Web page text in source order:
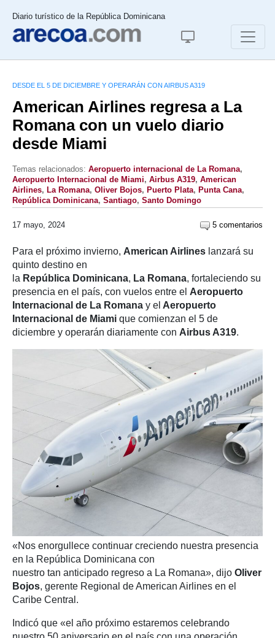
Diario turístico de la República Dominicana
DESDE EL 5 DE DICIEMBRE Y OPERARÁN CON AIRBUS A319
American Airlines regresa a La
Romana con un vuelo diario
desde Miami
Temas relacionados: Aeropuerto internacional de La Romana,
Aeropuerto Internacional de Miami, Airbus A319, American
Airlines, La Romana, Oliver Bojos, Puerto Plata, Punta Cana,
República Dominicana, Santiago, Santo Domingo
17 mayo, 2024 5 comentarios
Para el próximo invierno, American Airlines lanzará su
quinto destino en
la República Dominicana, La Romana, fortaleciendo su
presencia en el país, con vuelos entre el Aeropuerto
Internacional de La Romana y el Aeropuerto
Internacional de Miami que comienzan el 5 de
diciembre y operarán diariamente con Airbus A319.
«Nos enorgullece continuar creciendo nuestra presencia
en la República Dominicana con
nuestro tan anticipado regreso a La Romana», dijo Oliver
Bojos, gerente Regional de American Airlines en el
Caribe Central.
Indicó que «el año próximo estaremos celebrando